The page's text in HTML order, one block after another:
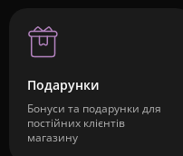
Подарунки
Бонуси та подарунки для
постійних клієнтів
магазину